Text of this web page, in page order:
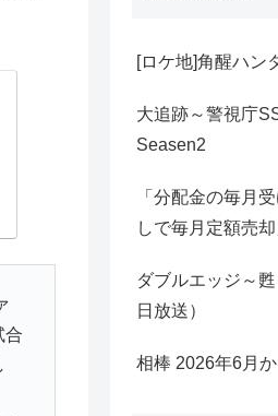
合
[ロケ地]角醒ハン
大追跡～警視庁
Seasen2
「分配金の毎月
しで毎月定額売
ダブルエッジ～
日放送）
相棒 2026年6月